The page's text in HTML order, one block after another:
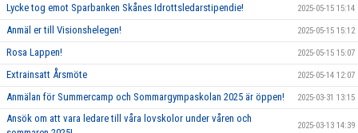
Lycke tog emot Sparbanken Skånes Idrottsledarstipendie! 2025-05-15 15:14
Anmäl er till Visionshelegen! 2025-05-15 15:12
Rosa Lappen! 2025-05-15 15:07
Extrainsatt Årsmöte 2025-05-14 12:07
Anmälan för Summercamp och Sommargympaskolan 2025 är öppen! 2025-03-31 13:15
Ansök om att vara ledare till våra lovskolor under våren och
2025-03-13 14:39